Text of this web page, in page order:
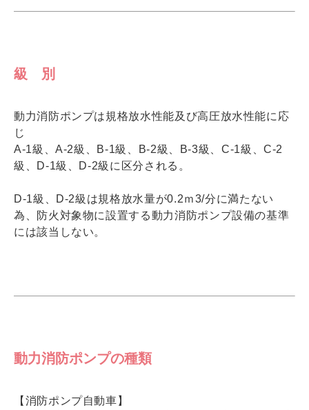
級 別
動力消防ポンプは規格放水性能及び高圧放水性能に応
じ
A-1級、A-2級、B-1級、B-2級、B-3級、C-1級、C-2
級、D-1級、D-2級に区分される。
D-1級、D-2級は規格放水量が0.2ｍ3/分に満たない
為、防火対象物に設置する動力消防ポンプ設備の基準
には該当しない。
動力消防ポンプの種類
【消防ポンプ自動車】